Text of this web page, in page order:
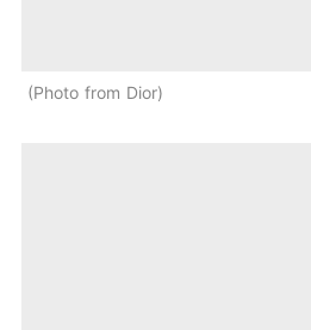
Photo from Dior